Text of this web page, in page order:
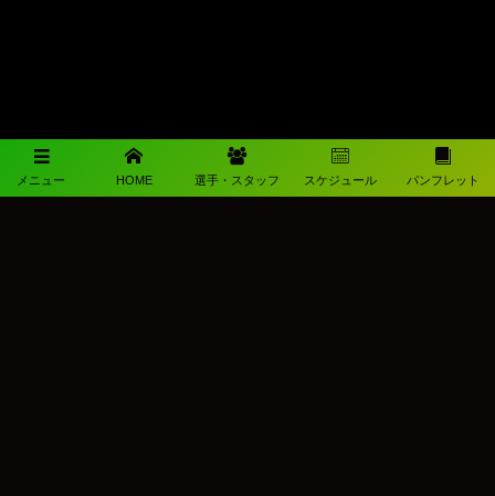
メニュー HOME 選手・スタッフ スケジュール パンフレット